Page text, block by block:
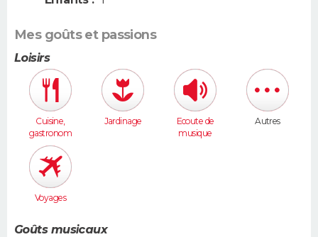
Mes goûts et passions
Loisirs
Cuisine,
gastronom
ie
Jardinage
Ecoute de
musique
Autres
Voyages
Goûts musicaux